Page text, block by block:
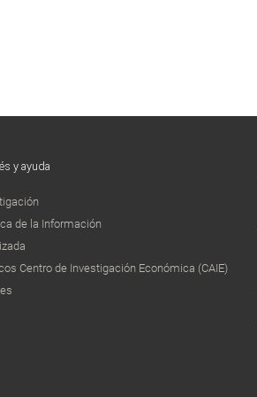
y ayuda
de la Información
Centro de Investigación Económica (CAIE)